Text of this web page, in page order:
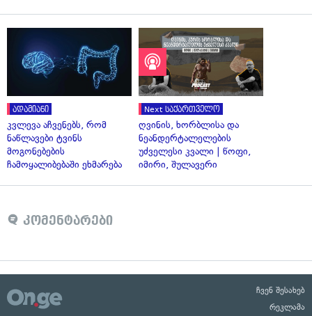
ადამიანი
კვლევა აჩვენებს, რომ
ნაწლავები ტვინს
მოგონებების
ჩამოყალიბებაში ეხმარება
Next საქართველო
ღვინის, ხორბლისა და
ნეანდერტალელების
უძველესი კვალი | წოფი,
იმირი, შულავერი
კომენტარები
ჩვენ შესახებ
რეკლამა